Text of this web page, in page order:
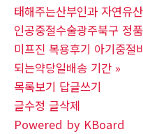
태해주는산부인과 자연유
인공중절수술광주북구 정
미프진 복용후기 아기중절
되는약당일배송 기간 »
목록보기 답글쓰기
글수정 글삭제
Powered by KBoard